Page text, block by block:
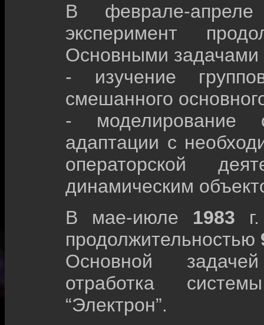
В феврале-
эксперимент
Основными задачами
- изучение
смешанного
- моделирование
адаптации с
операторской
динамическим
В мае-июле 1983
продолжительностью
Основной
отработка
“Электрон”.